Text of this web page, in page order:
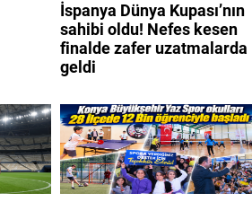
İspanya Dünya Kupası’nın
sahibi oldu! Nefes kesen
finalde zafer uzatmalarda
geldi